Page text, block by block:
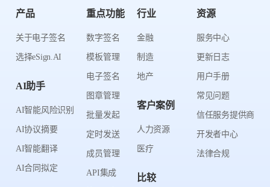
产品
关于电子签名
选择eSign.AI
AI助手
AI智能风险识别
AI协议摘要
AI智能翻译
AI合同拟定
重点功能
数字签名
模板管理
电子签名
图章管理
批量发起
定时发送
成员管理
API集成
行业
金融
制造
地产
客户案例
人力资源
医疗
比较
资源
服务中心
更新日志
用户手册
常见问题
信任服务提供商
开发者中心
法律合规